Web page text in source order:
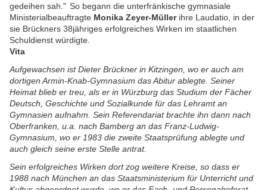
gedeihen sah." So begann die unterfränkische gymnasiale
Ministerialbeauftragte Monika Zeyer-Müllerihre Laudatio, in der
sie Brückners 38jähriges erfolgreiches Wirken im staatlichen
Schuldienst würdigte.
Vita
Aufgewachsen ist Dieter Brückner in Kitzingen, wo er auch am
dortigen Armin-Knab-Gymnasium das Abitur ablegte. Seiner
Heimat blieb er treu, als er in Würzburg das Studium der Fächer
Deutsch, Geschichte und Sozialkunde für das Lehramt an
Gymnasien aufnahm. Sein Referendariat brachte ihn dann nach
Oberfranken, u.a. nach Bamberg an das Franz-Ludwig-
Gymnasium, wo er 1983 die zweite Staatsprüfung ablegte und
auch gleich seine erste Stelle antrat.
Sein erfolgreiches Wirken dort zog weitere Kreise, so dass er
1988 nach München an das Staatsministerium für Unterricht und